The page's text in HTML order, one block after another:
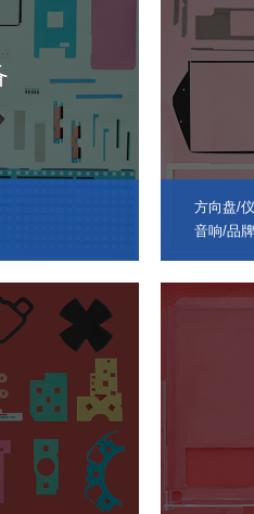
方向盘/
音响/品